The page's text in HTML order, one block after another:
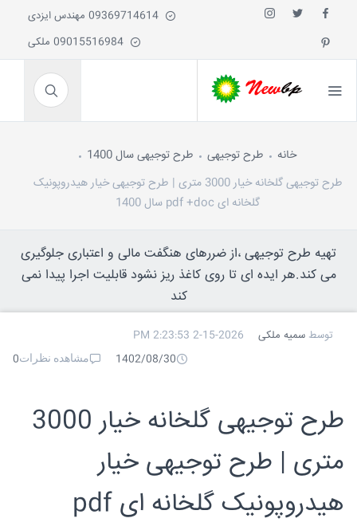
خانه طرح توجیهی
طرح توجیهی سال 1400
طرح توجیهی گلخانه خیار 3000 متری | طرح توجیهی خیار هیدروپونیک
گلخانه ای pdf +doc سال 1400
تهیه طرح توجیهی ،از ضررهای هنگفت مالی و اعتباری جلوگیری
می کند.هر ایده ای تا روی کاغذ ریز نشود قابلیت اجرا پیدا نمی
کند
توسط سمیه ملکی
2-15-2026 2:23:53 PM
1402/08/30
مشاهده نظرات0
طرح توجیهی گلخانه خیار 3000
متری | طرح توجیهی خیار
هیدروپونیک گلخانه ای pdf